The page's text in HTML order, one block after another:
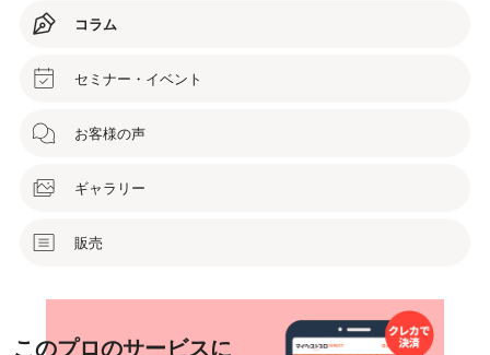
コラム
セミナー・イベント
お客様の声
ギャラリー
販売
このプロのサービスに